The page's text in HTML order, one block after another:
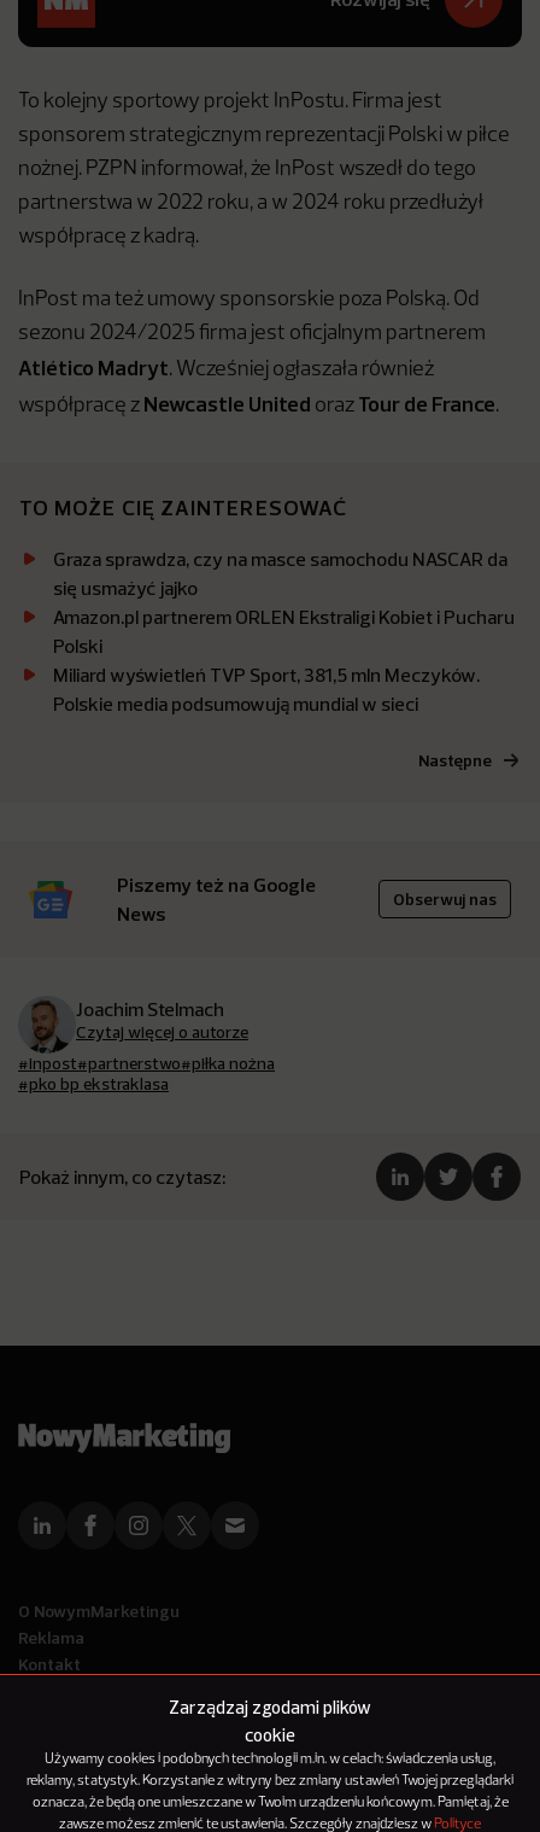
Zarządzaj zgodami plików
cookie
Używamy cookies i podobnych technologii m.in. w celach: świadczenia usług,
reklamy, statystyk. Korzystanie z witryny bez zmiany ustawień Twojej przeglądarki
oznacza, że będą one umieszczane w Twoim urządzeniu końcowym. Pamiętaj, że
zawsze możesz zmienić te ustawienia. Szczegóły znajdziesz w Polityce
To kolejny sportowy projekt InPostu. Firma jest
sponsorem strategicznym reprezentacji Polski w piłce
nożnej. PZPN informował, że InPost wszedł do tego
partnerstwa w 2022 roku, a w 2024 roku przedłużył
współpracę z kadrą.
InPost ma też umowy sponsorskie poza Polską. Od
sezonu 2024/2025 firma jest oficjalnym partnerem
Atlético Madryt. Wcześniej ogłaszała również
współpracę z Newcastle United oraz Tour de France.
TO MOŻE CIĘ ZAINTERESOWAĆ
Graza sprawdza, czy na masce samochodu NASCAR da
się usmażyć jajko
Amazon.pl partnerem ORLEN Ekstraligi Kobiet i Pucharu
Polski
Miliard wyświetleń TVP Sport, 381,5 mln Meczyków.
Polskie media podsumowują mundial w sieci
Następne
Piszemy też na Google
News
Obserwuj nas
Joachim Stelmach
Czytaj więcej o autorze
#inpost#partnerstwo#piłka nożna
#pko bp ekstraklasa
Pokaż innym, co czytasz:
O NowymMarketingu
Reklama
Kontakt
© 2012-2025